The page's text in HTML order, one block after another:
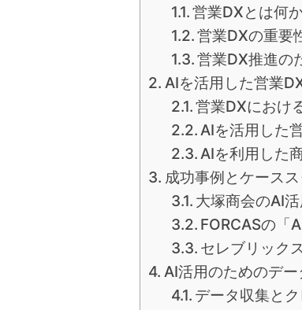
営業DXとは何
営業DXの重要
営業DX推進の
AIを活用した営業
営業DXにおけ
AIを活用した
AIを利用した
成功事例とケースス
大塚商会のAI
FORCASの「
セレブリック
AI活用のためのデ
データ収集と